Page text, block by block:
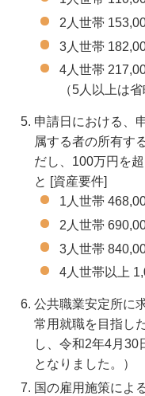
2人世帯
3人世帯
4人世帯
（5人以上は省
申請日における、
属する者の所有す
だし、100万円を
と [資産要件]
1人世帯
2人世帯
3人世帯
4人世帯以上
公共職業安定所に
常用就職を目指し
し、令和2年4月30
となりました。）
国の雇用施策によ